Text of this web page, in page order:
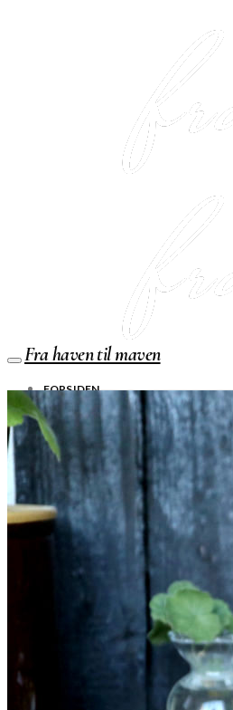
Fra haven til maven
FORSIDEN
SHOP
Jul
Råvarer
Køkkengrej
Bolig
DIY skønhedspleje
Bæredygtig skønhedspleje
DIY
Keramik
Uld
OPSKRIFTER
Gærbrød
Boller
Madbrød
Kiks & knækbrød